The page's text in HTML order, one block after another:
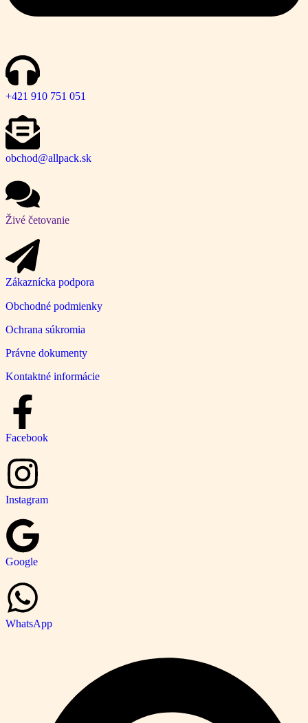
+421 910 751 051
obchod@allpack.sk
Živé četovanie
Zákaznícka podpora
Obchodné podmienky
Ochrana súkromia
Právne dokumenty
Kontaktné informácie
Facebook
Instagram
Google
WhatsApp